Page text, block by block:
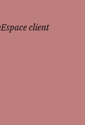
Espace client